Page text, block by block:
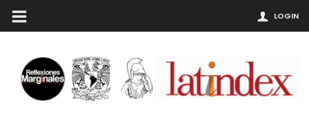
LOGIN